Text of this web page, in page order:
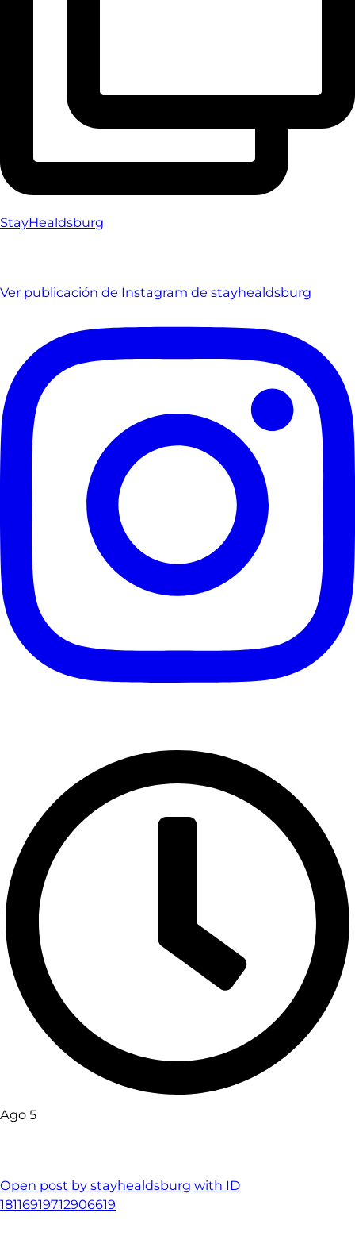
StayHealdsburg
Ver publicación de Instagram de stayhealdsburg
Ago 5
Open post by stayhealdsburg with ID
18116919712906619